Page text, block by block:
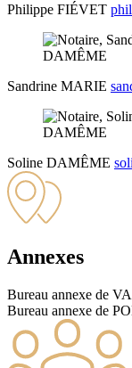
Philippe FIÉVET
Sandrine MARIE
Soline DAMÊME
Annexes
Bureau annexe de
Bureau annexe de